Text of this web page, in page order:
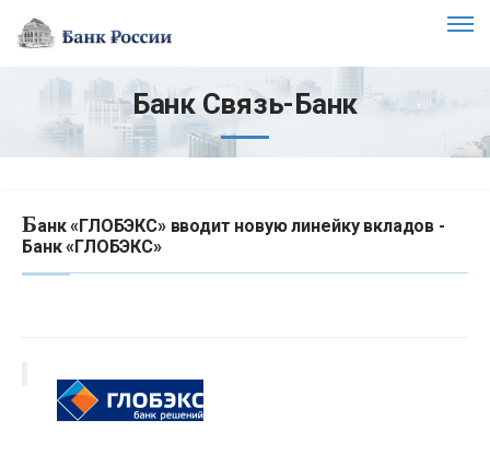
Банк Связь-Банк
Банк «ГЛОБЭКС» вводит новую линейку вкладов -
Банк «ГЛОБЭКС»